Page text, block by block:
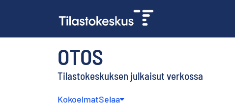
OTOS
Tilastokeskuksen julkaisut verkossa
KokoelmatSelaa